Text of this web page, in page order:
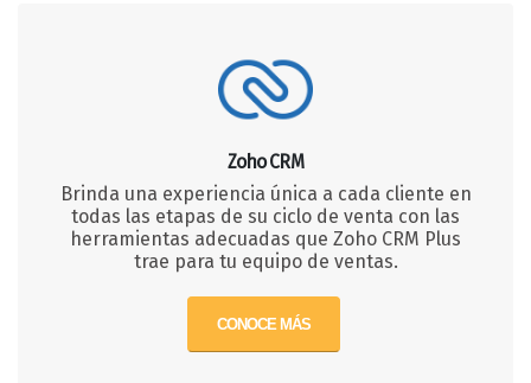
Zoho CRM
Brinda una experiencia única a cada cliente en
todas las etapas de su ciclo de venta con las
herramientas adecuadas que Zoho CRM Plus
trae para tu equipo de ventas.
CONOCE MÁS